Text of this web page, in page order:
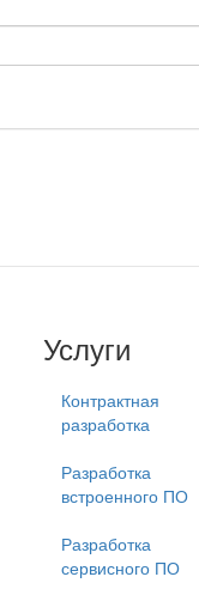
Услуги
Контрактная
разработка
Разработка
встроенного ПО
Разработка
сервисного ПО